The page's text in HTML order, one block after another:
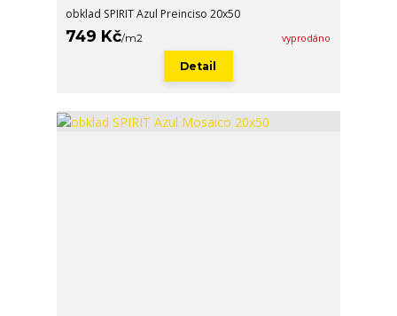
obklad SPIRIT Azul Preinciso 20x50
749 Kč/m2 vyprodáno
Detail